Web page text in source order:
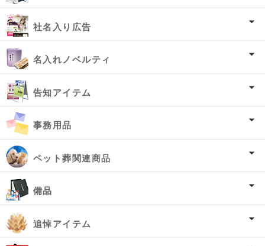
社名入り広告
名入れノベルティ
告知アイテム
事務用品
ペット葬関連商品
備品
追悼アイテム